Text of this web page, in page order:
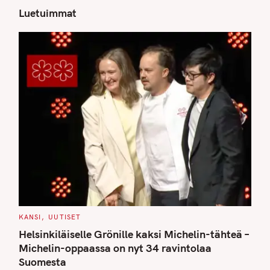
Luetuimmat
C
T
E
G
O
R
I
KANSI UUTISET
Helsinkiläiselle Grönille kaksi Michelin-tähteä –
Michelin-oppaassa on nyt 34 ravintolaa
Suomesta
S
e
a